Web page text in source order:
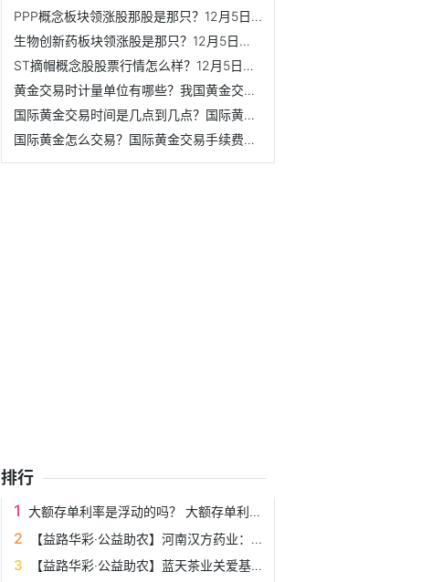
PPP概念板块领涨股那股是那只？12月5日ST长方市盈率为-4.87
生物创新药板块领涨股是那只？12月5日南新制药股价是多少？
ST摘帽概念股股票行情怎么样？12月5日宜宾纸业股价是多少？
黄金交易时计量单位有哪些？我国黄金交易的计量单位是什么？
国际黄金交易时间是几点到几点？国际黄金开户流程是什么？
国际黄金怎么交易？国际黄金交易手续费一手需要多少钱？
排行
大额存单利率是浮动的吗？ 大额存单利率高的银行有哪些？
【益路华彩·公益助农】河南汉方药业：创享健康 向最美逆行者致敬
【益路华彩·公益助农】蓝天茶业关爱基层工作者 积极践行社会责任